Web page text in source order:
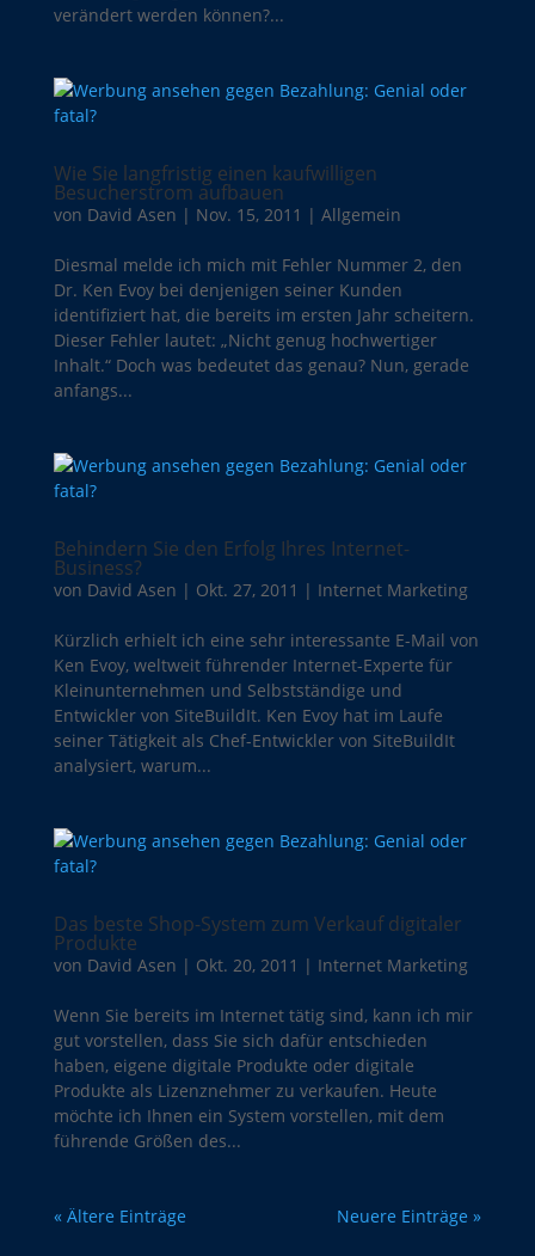
verändert werden können?...
Wie Sie langfristig einen kaufwilligen
Besucherstrom aufbauen
von David Asen | Nov. 15, 2011 | Allgemein
Diesmal melde ich mich mit Fehler Nummer 2, den
Dr. Ken Evoy bei denjenigen seiner Kunden
identifiziert hat, die bereits im ersten Jahr scheitern.
Dieser Fehler lautet: „Nicht genug hochwertiger
Inhalt.“ Doch was bedeutet das genau? Nun, gerade
anfangs...
Behindern Sie den Erfolg Ihres Internet-
Business?
von David Asen | Okt. 27, 2011 | Internet Marketing
Kürzlich erhielt ich eine sehr interessante E-Mail von
Ken Evoy, weltweit führender Internet-Experte für
Kleinunternehmen und Selbstständige und
Entwickler von SiteBuildIt. Ken Evoy hat im Laufe
seiner Tätigkeit als Chef-Entwickler von SiteBuildIt
analysiert, warum...
Das beste Shop-System zum Verkauf digitaler
Produkte
von David Asen | Okt. 20, 2011 | Internet Marketing
Wenn Sie bereits im Internet tätig sind, kann ich mir
gut vorstellen, dass Sie sich dafür entschieden
haben, eigene digitale Produkte oder digitale
Produkte als Lizenznehmer zu verkaufen. Heute
möchte ich Ihnen ein System vorstellen, mit dem
führende Größen des...
« Ältere Einträge Neuere Einträge »